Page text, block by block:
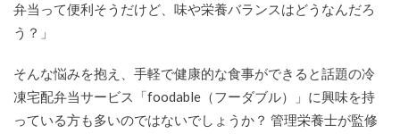
弁当って便利そうだけど、味や栄養バランスはどうなんだろ
う？」
そんな悩みを抱え、手軽で健康的な食事ができると話題の冷
凍宅配弁当サービス「foodable（フーダブル）」に興味を持
っている方も多いのではないでしょうか？ 管理栄養士が監修